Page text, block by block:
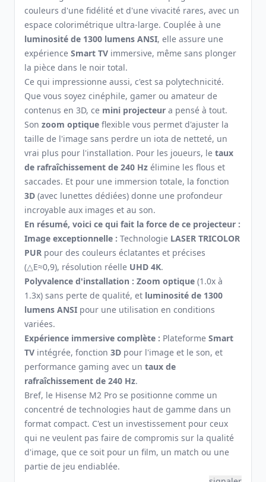
couleurs d'une fidélité et d'une vivacité rares, avec un
espace colorimétrique ultra-large. Couplée à une
luminosité de 1300 lumens ANSI, elle assure une
expérience Smart TV immersive, même sans plonger
la pièce dans le noir total.
Ce qui impressionne aussi, c'est sa polytechnicité.
Que vous soyez cinéphile, gamer ou amateur de
contenus en 3D, ce mini projecteur a pensé à tout.
Son zoom optique flexible vous permet d'ajuster la
taille de l'image sans perdre un iota de netteté, un
vrai plus pour l'installation. Pour les joueurs, le taux
de rafraîchissement de 240 Hz élimine les flous et
saccades. Et pour une immersion totale, la fonction
3D (avec lunettes dédiées) donne une profondeur
incroyable aux images et au son.
En résumé, voici ce qui fait la force de ce projecteur :
Image exceptionnelle : Technologie LASER TRICOLOR
PUR pour des couleurs éclatantes et précises
(△E≈0,9), résolution réelle UHD 4K.
Polyvalence d'installation : Zoom optique (1.0x à
1.3x) sans perte de qualité, et luminosité de 1300
lumens ANSI pour une utilisation en conditions
variées.
Expérience immersive complète : Plateforme Smart
TV intégrée, fonction 3D pour l'image et le son, et
performance gaming avec un taux de
rafraîchissement de 240 Hz.
Bref, le Hisense M2 Pro se positionne comme un
concentré de technologies haut de gamme dans un
format compact. C'est un investissement pour ceux
qui ne veulent pas faire de compromis sur la qualité
d'image, que ce soit pour un film, un match ou une
partie de jeu endiablée.